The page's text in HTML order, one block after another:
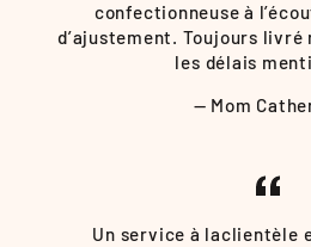
confectionneuse à
d’ajustement. Toujours
les délais
Mom
Un service à laclientèle